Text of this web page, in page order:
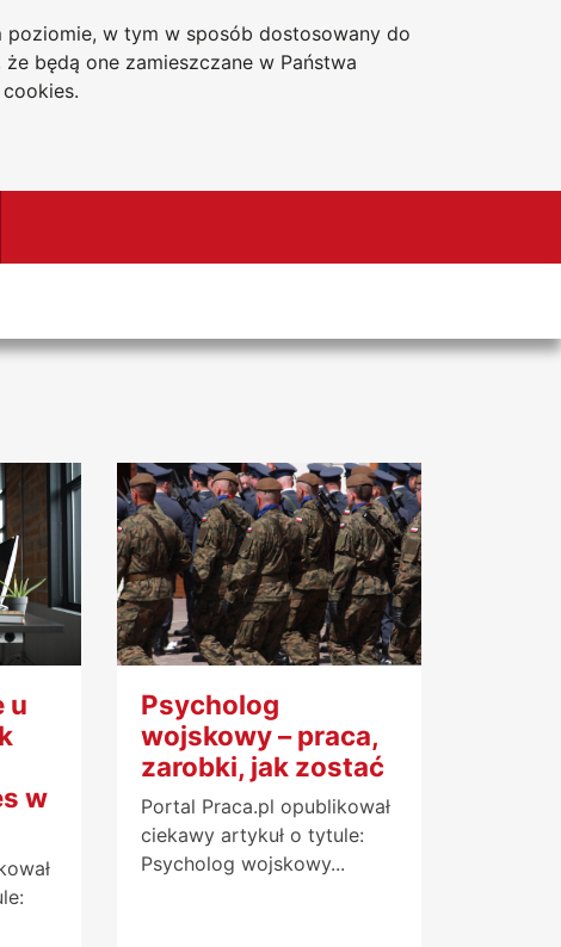
poziomie, w tym w sposób dostosowany do
będą one zamieszczane w Państwa
Deklaracja dostępności
u
w
Psycholog
wojskowy – praca,
zarobki, jak zostać
Portal Praca.pl opublikował
ciekawy artykuł o tytule:
Psycholog wojskowy...